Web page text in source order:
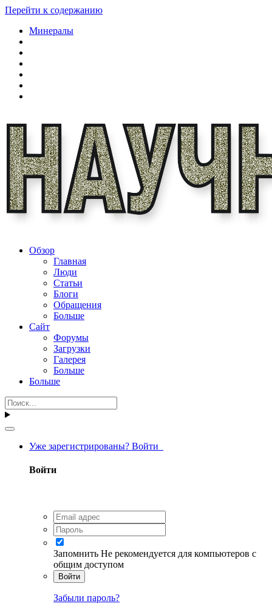
Перейти к содержанию
Минералы
Обзор
Главная
Люди
Статьи
Блоги
Обращения
Больше
Сайт
Форумы
Загрузки
Галерея
Больше
Больше
Уже зарегистрированы? Войти
Войти
Запомнить Не рекомендуется для компьютеров с
общим доступом
Войти
Забыли пароль?